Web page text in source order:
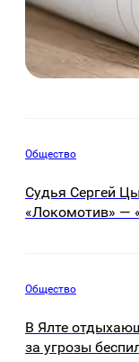
Общество
Судья Сергей
«Локомотив» —
Общество
В Ялте
за угрозы